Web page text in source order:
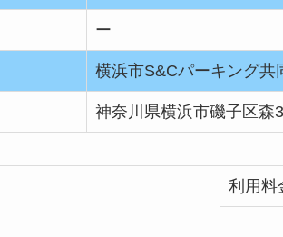
ー
横浜市S&Cパーキング共
神奈川県横浜市磯子区森
利用料